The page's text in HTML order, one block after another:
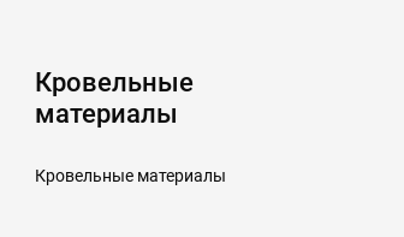
Кровельные
материалы
Кровельные материалы